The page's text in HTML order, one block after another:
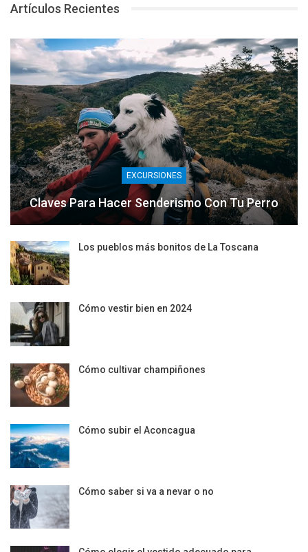
Artículos Recientes
EXCURSIONES
Claves Para Hacer Senderismo Con Tu Perro
Los pueblos más bonitos de La Toscana
Cómo vestir bien en 2024
Cómo cultivar champiñones
Cómo subir el Aconcagua
Cómo saber si va a nevar o no